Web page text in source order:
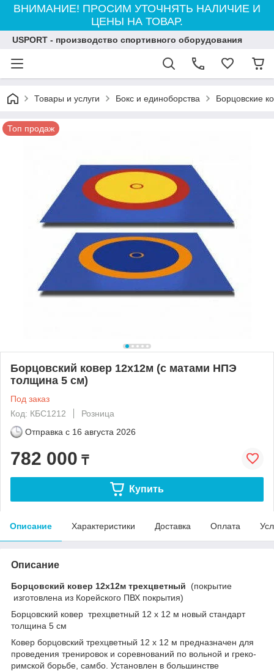
ВНИМАНИЕ! ПРОСИМ УТОЧНЯТЬ НАЛИЧИЕ И
ЦЕНЫ НА ТОВАР.
USPORT - производство спортивного оборудования
Товары и услуги Бокс и единоборства Борцовские
Топ продаж
Борцовский ковер 12х12м (с матами НПЭ
толщина 5 см)
Под заказ
Код: КБС1212
Розница
Отправка с 16 августа 2026
782 000 ₸
Купить
Описание Характеристики Доставка Оплата
Описание
Борцовский ковер 12х12м трехцветный
(покрытие
изготовлена из Корейского ПВХ покрытия)
Борцовский ковер трехцветный 12 х 12 м новый стандарт
толщина 5 см
Ковер борцовский трехцветный 12 х 12 м предназначен для
проведения тренировок и соревнований по вольной и греко-
римской борьбе, самбо. Установлен в большинстве